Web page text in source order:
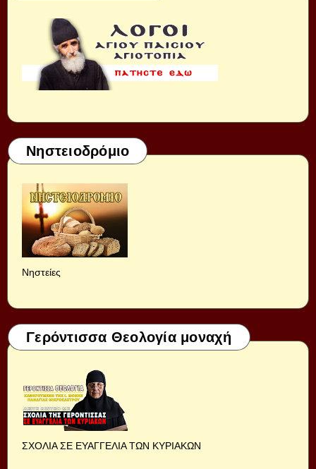
Νηστειοδρόμιο
Νηστείες
Γερόντισσα Θεολογία μοναχή
ΣΧΟΛΙΑ ΣΕ ΕΥΑΓΓΕΛΙΑ ΤΩΝ ΚΥΡΙΑΚΩΝ